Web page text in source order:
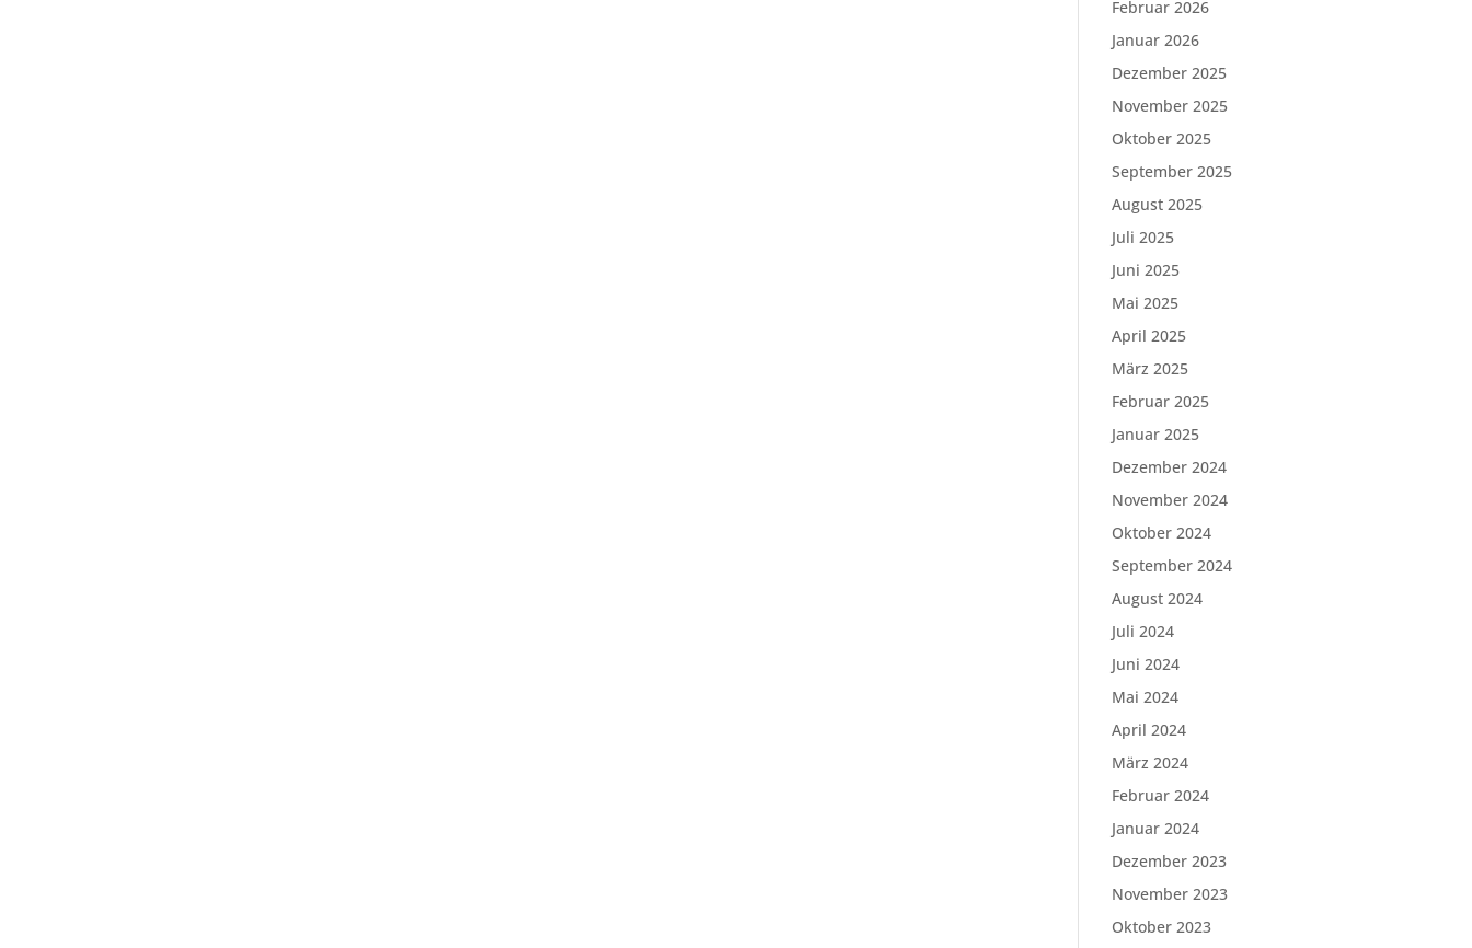
Februar 2026
Januar 2026
Dezember 2025
November 2025
Oktober 2025
September 2025
August 2025
Juli 2025
Juni 2025
Mai 2025
April 2025
März 2025
Februar 2025
Januar 2025
Dezember 2024
November 2024
Oktober 2024
September 2024
August 2024
Juli 2024
Juni 2024
Mai 2024
April 2024
März 2024
Februar 2024
Januar 2024
Dezember 2023
November 2023
Oktober 2023